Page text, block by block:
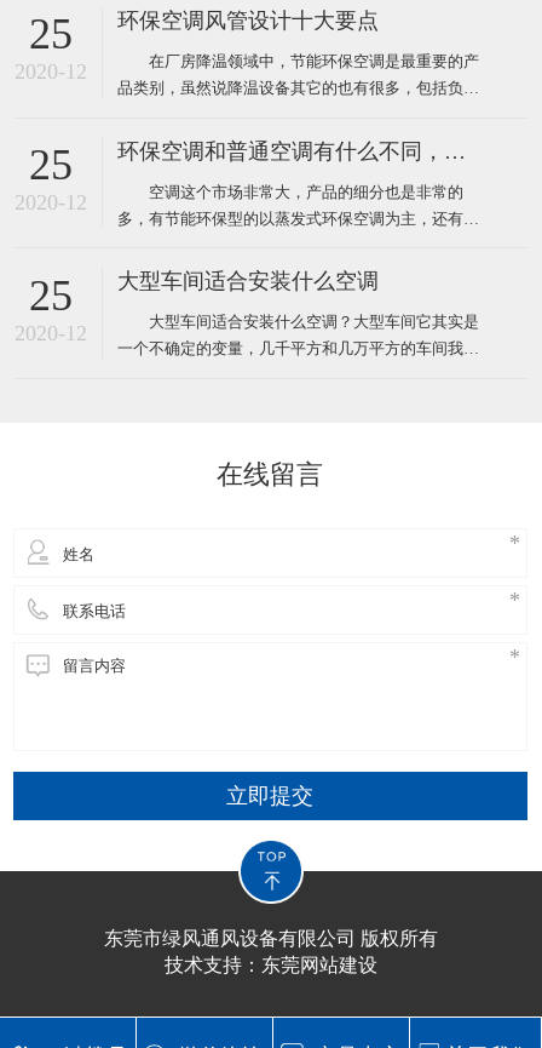
只需要挑选到质量比较好的品牌就靠谱了，而工业上
使用环保空调就不一样了，因为它安装和使用环境都
要比家用更复杂，所以一般工业厂房降温安装的环保
空调工程都需要根据环境
25
2020-12
环保空调风管设计十大要点
在厂房降温领域中，节能环保空调是最重要的产
品类别，虽然说降温设备其它的也有很多，包括负压
备。对于很多工业车间或者中小企业来说，节能环保
空调目前仍然占据重要地位。那么环保空调在设计安
装中有什么需要注意的呢？ 1、环保空调的送风
管道材料一般采用
25
2020-12
环保空调和普通空调有什么不同，该怎么选
空调这个市场非常大，产品的细分也是非常的
多，有节能环保型的以蒸发式环保空调为主，还有传
等，那环保空调和普通空调到底有什么不同！这里说
的普通空调其实大多指就是压缩机空调，因为先入为
主我们经常去的商场啊，办公室、家里都装的压缩机
型的空调，所以很多人反
25
2020-12
大型车间适合安装什么空调
大型车间适合安装什么空调？大型车间它其实是
一个不确定的变量，几千平方和几万平方的车间我们
调呢！其实根据绿风通风
在线留言
立即提交
东莞市绿风通风设备有限公司 版权所有
技术支持： 东莞网站建设​